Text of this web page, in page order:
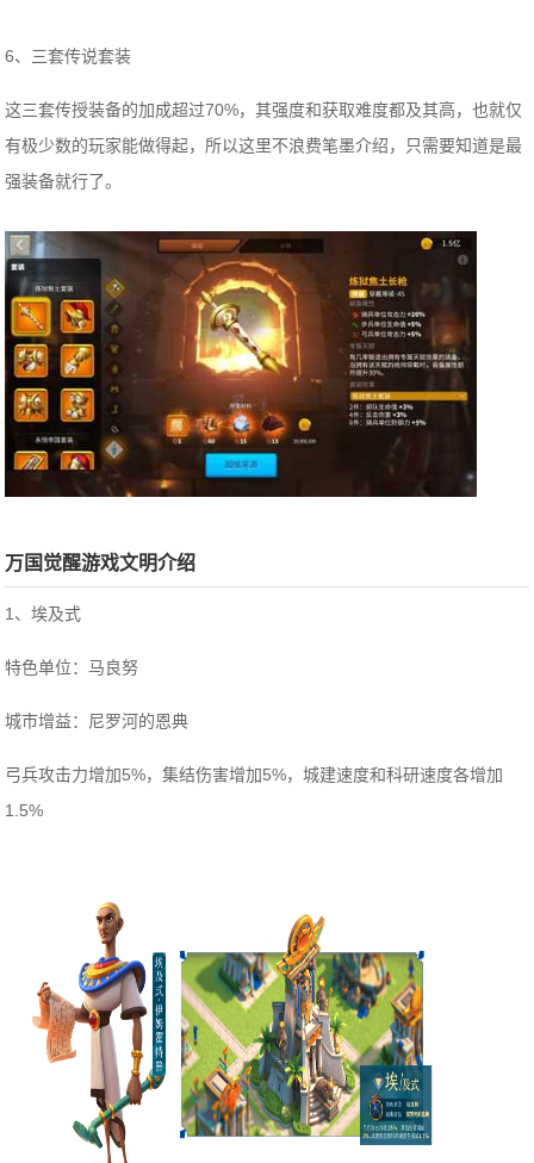
6、三套传说套装
这三套传授装备的加成超过70%，其强度和获取难度都及其高，也就仅
有极少数的玩家能做得起，所以这里不浪费笔墨介绍，只需要知道是最
强装备就行了。
万国觉醒游戏文明介绍
1、埃及式
特色单位：马良努
城市增益：尼罗河的恩典
弓兵攻击力增加5%，集结伤害增加5%，城建速度和科研速度各增加
1.5%